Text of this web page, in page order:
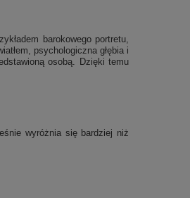
barokowego portretu,
psychologiczna głębia i
osobą. Dzięki temu
wyróżnia się bardziej niż